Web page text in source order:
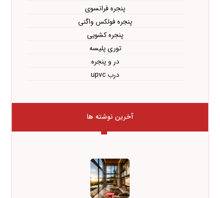
پنجره فرانسوی
پنجره فولکس واگنی
پنجره کشویی
توری پلیسه
در و پنجره
درب upvc
آخرین نوشته ها